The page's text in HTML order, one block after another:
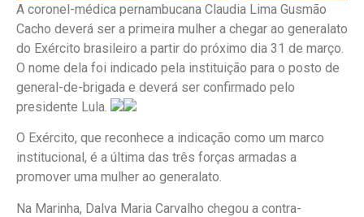
A coronel-médica pernambucana Claudia Lima Gusmão
Cacho deverá ser a primeira mulher a chegar ao generalato
do Exército brasileiro a partir do próximo dia 31 de março.
O nome dela foi indicado pela instituição para o posto de
general-de-brigada e deverá ser confirmado pelo
presidente Lula.
O Exército, que reconhece a indicação como um marco
institucional, é a última das três forças armadas a
promover uma mulher ao generalato.
Na Marinha, Dalva Maria Carvalho chegou a contra-